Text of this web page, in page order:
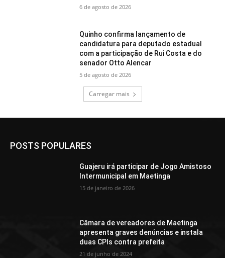
6 de agosto de 2026
Quinho confirma lançamento de
candidatura para deputado estadual
com a participação de Rui Costa e do
senador Otto Alencar
5 de agosto de 2026
Carregar mais
POSTS POPULARES
Guajeru irá participar de Jogo Amistoso
Intermunicipal em Maetinga
15 de janeiro de 2026
Câmara de vereadores de Maetinga
apresenta graves denúncias e instala
duas CPIs contra prefeita
21 de junho de 2024